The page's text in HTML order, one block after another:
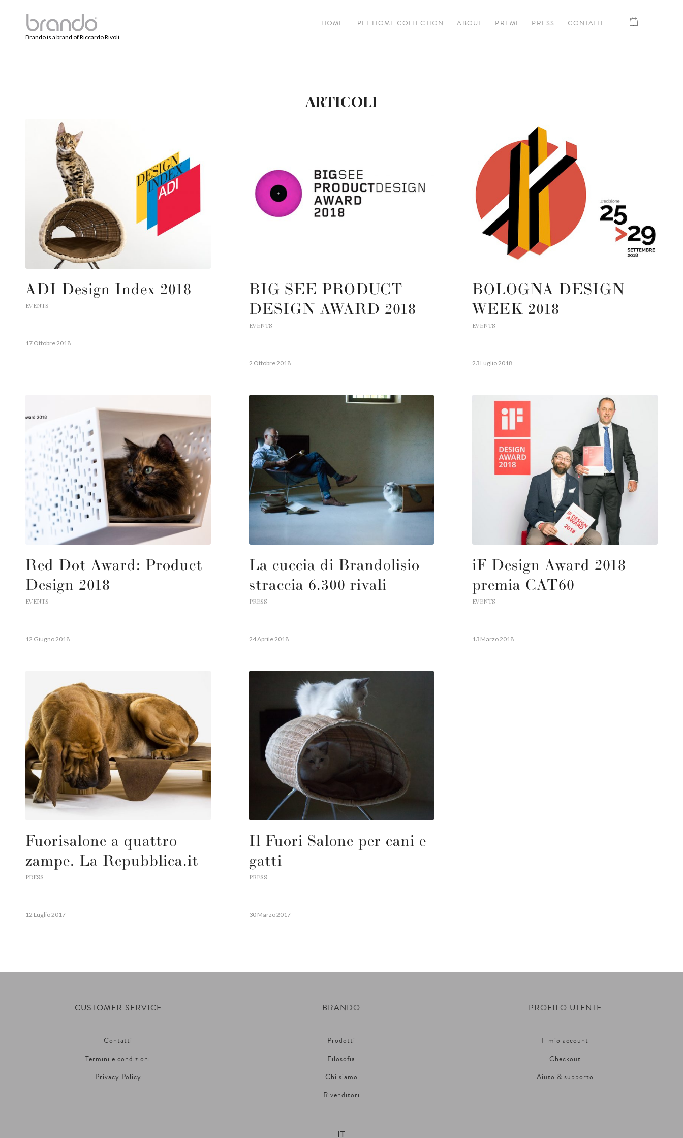
Brando is a brand of Riccardo Rivoli
HOME PET HOME COLLECTION ABOUT PREMI PRESS CONTATTI
ARTICOLI
ADI Design Index 2018
EVENTS
17 Ottobre 2018
BIG SEE PRODUCT
DESIGN AWARD 2018
EVENTS
2 Ottobre 2018
BOLOGNA DESIGN
WEEK 2018
EVENTS
23 Luglio 2018
Red Dot Award: Product
Design 2018
EVENTS
12 Giugno 2018
La cuccia di Brandolisio
straccia 6.300 rivali
PRESS
24 Aprile 2018
iF Design Award 2018
premia CAT60
EVENTS
13 Marzo 2018
Fuorisalone a quattro
zampe. La Repubblica.it
PRESS
12 Luglio 2017
Il Fuori Salone per cani e
gatti
PRESS
30 Marzo 2017
CUSTOMER SERVICE
Contatti
Termini e condizioni
Privacy Policy
BRANDO
Prodotti
Filosofia
Chi siamo
Rivenditori
IT
PROFILO UTENTE
Il mio account
Checkout
Aiuto & supporto